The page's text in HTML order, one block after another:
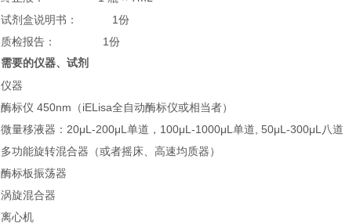
试剂盒说明书：
1份
质检报告：
1份
需要的仪器、试剂
仪器
酶标仪 450nm （iELisa全自动酶标仪或相当者）
微量移液器： 20μL-200μL 单道， 100μL-1000μL 单道 , 50μL-300μL 八道
多功能旋转混合器（或者摇床、高速均质器）
酶标板振荡器
涡旋混合器
离心机